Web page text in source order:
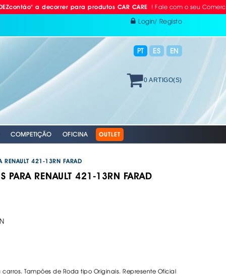
a decorrer para produtos CAR CARE! Fale com o seu Comercial ou
Login/ Registo
PT ES EN
0 ARTIGO(S)
COMPETIÇÃO OFICINA OUTLET
RENAULT 421-13RN FARAD
PARA RENAULT 421-13RN FARAD
Tampões de Roda tipo Originais. Represente Oficial